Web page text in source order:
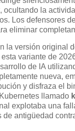
, ocultando la
Los defensores
eliminar
la versión original
variante de
de IA
nueva,
y disfraza el
llamado
explotaba una
de antigüedad